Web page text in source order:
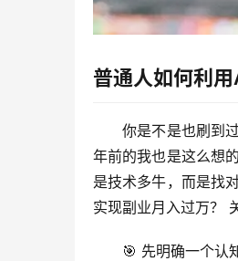
普通人如何利
你是不是也刷到
年前的我也是这么想
是技术多牛，而是找
实现副业月入过万？
🎯 先明确一个认